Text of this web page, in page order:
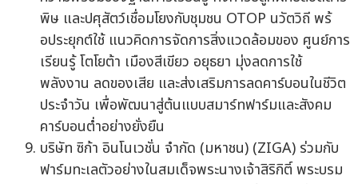
พิษ และปศุสัตว์เชื่อมโยงกับชุมชน OTOP นวัตวิถี พร้
อประยุกต์ใช้ แนวคิดการจัดการสิ่งแวดล้อมของ ศูนย์การ
เรียนรู้ โตโยต้า เมืองสีเขียว อยุธยา มุ่งลดการใช้
พลังงาน ลดของเสีย และส่งเสริมการลดคาร์บอนในชีวิต
ประจำวัน เพื่อพัฒนาสู่ต้นแบบสมาร์ทฟาร์มและสังคม
คาร์บอนต่ำอย่างยั่งยืน
บริษัท ซิก้า อินโนเวชั่น จำกัด (มหาชน) (ZIGA) ร่วมกับ
ฟาร์มทะเลตัวอย่างในสมเด็จพระนางเจ้าสิริกิติ์ พระบรม